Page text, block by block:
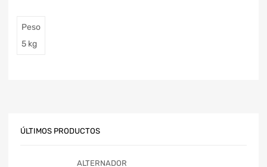
Peso
5 kg
ÚLTIMOS PRODUCTOS
ALTERNADOR